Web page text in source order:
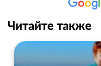
Читайте также